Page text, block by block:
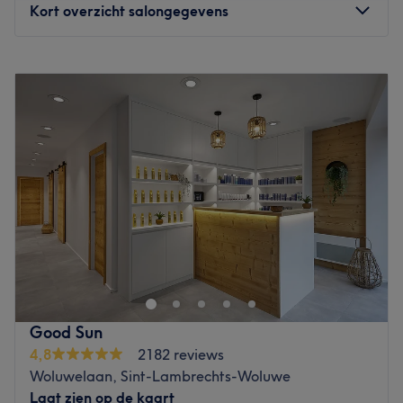
Kort overzicht salongegevens
Woensdag
Donderdag
09:00
20:00
Vrijdag
20:00
Zaterdag
09:00
20:00
12:00 19:00
À l'Institut de beauté La Perfection, situé à Woluwe-
Saint-Pierre, c'est un moment de détente et de bien-être
qui vous attend. Cet institut de beauté réalise vos soins
beautés dans une cadre calme et serein. Luanda, notre
esthéticienne diplômée, se fera un plaisir de vous
conseiller et de personnaliser chacun de ses soins en
fonction de vos besoins. L'institut est facilement
accessible en transports en commun avec le métro 1, le
Good Sun
4,8
2182 reviews
Woluwelaan, Sint-Lambrechts-Woluwe
Laat zien op de kaart